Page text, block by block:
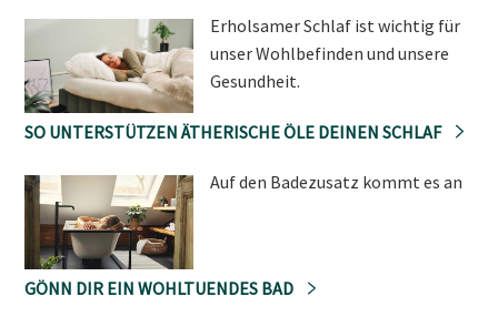
Erholsamer Schlaf ist wichtig für
unser Wohlbefinden und unsere
Gesundheit.
SO UNTERSTÜTZEN ÄTHERISCHE ÖLE DEINEN SCHLAF
Auf den Badezusatz kommt es an
GÖNN DIR EIN WOHLTUENDES BAD